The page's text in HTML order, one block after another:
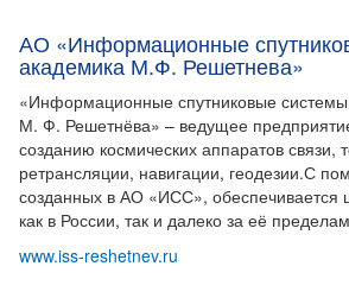
АО «Информационные
академика М.Ф. Решетнева»
«Информационные спутниковые
М. Ф. Решетнёва» – ведущее
созданию космических аппаратов связи,
ретрансляции, навигации, геодезии.С
созданных в АО «ИСС», обеспечивается
как в России, так и далеко за её
www.iss-reshetnev.ru